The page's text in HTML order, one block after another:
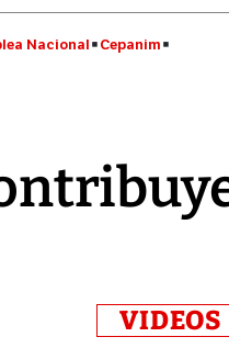
Nacional Cepanim
VIDEOS